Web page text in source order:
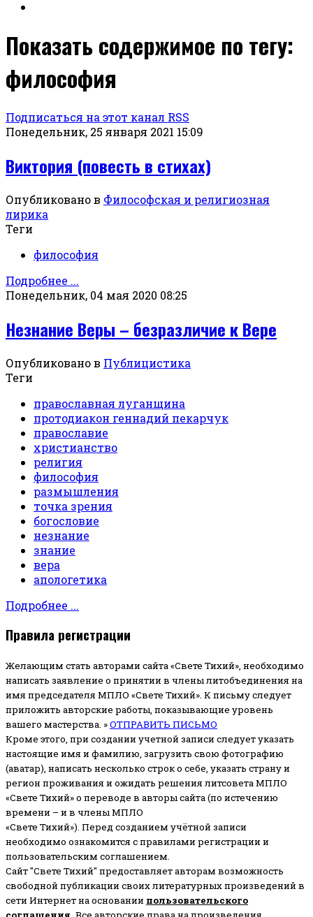
Показать содержимое по тегу:
философия
Подписаться на этот канал RSS
Понедельник, 25 января 2021 15:09
Виктория (повесть в стихах)
Опубликовано в Философская и религиозная
лирика
Теги
философия
Подробнее ...
Понедельник, 04 мая 2020 08:25
Незнание Веры – безразличие к Вере
Опубликовано в Публицистика
Теги
православная луганщина
протодиакон геннадий пекарчук
православие
христианство
религия
философия
размышления
точка зрения
богословие
незнание
знание
вера
апологетика
Подробнее ...
Правила регистрации
Желающим стать авторами сайта «Свете Тихий», необходимо
написать заявление о принятии в члены литобъединения на
имя председателя МПЛО «Свете Тихий». К письму следует
приложить авторские работы, показывающие уровень
вашего мастерства. »ОТПРАВИТЬ ПИСЬМО
Кроме этого, при создании учетной записи следует указать
настоящие имя и фамилию, загрузить свою фотографию
(аватар), написать несколько строк о себе, указать страну и
регион проживания и ожидать решения литсовета МПЛО
«Свете Тихий» о переводе в авторы сайта (по истечению
времени – и в члены МПЛО
«Свете Тихий»). Перед созданием учётной записи
необходимо ознакомится с правилами регистрации и
пользовательским соглашением.
Сайт "Свете Тихий" предоставляет авторам возможность
свободной публикации своих литературных произведений в
сети Интернет на основании пользовательского